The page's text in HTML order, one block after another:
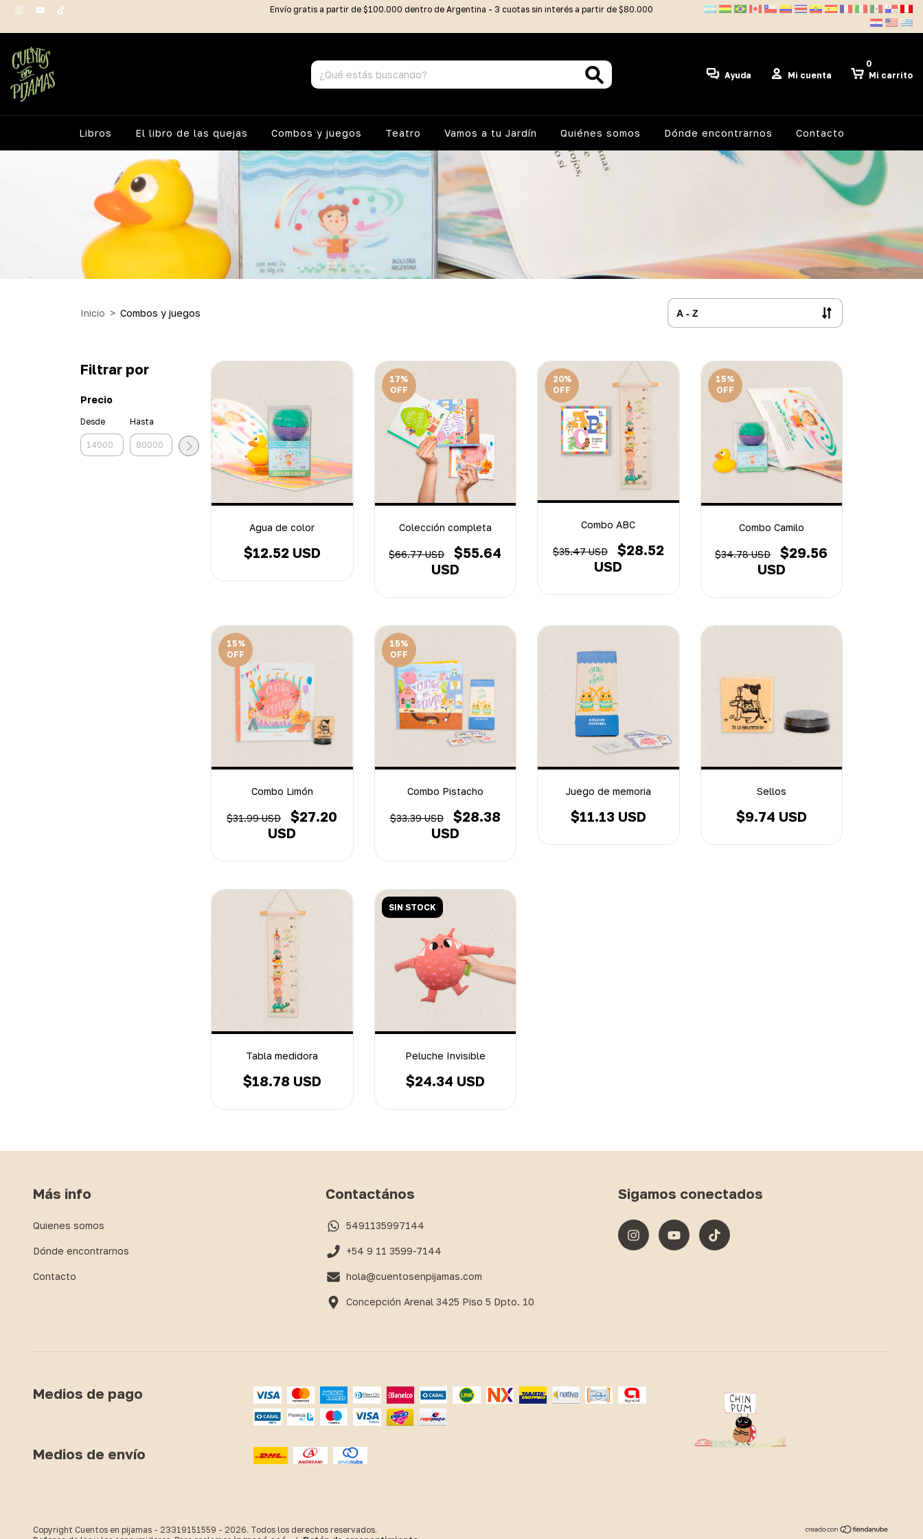
Envío gratis a partir de $100.000 dentro de Argentina - 3 cuotas sin interés a partir de $80.000
Ayuda Mi cuenta Mi carrito
0
Libros El libro de las quejas Combos y juegos Teatro Vamos a tu Jardín Quiénes somos Dónde encontrarnos Contacto
Inicio > Combos y juegos
Filtrar por
Precio
Desde Hasta
Agua de color
$12.52 USD
17%
OFF
Colección completa
$66.77 USD
$55.64
USD
20%
OFF
Combo ABC
$35.47 USD
$28.52
USD
15%
OFF
Combo Camilo
$34.78 USD
$29.56
USD
15%
OFF
Combo Limón
$31.99 USD
$27.20
USD
15%
OFF
Combo Pistacho
$33.39 USD
$28.38
USD
Juego de memoria
$11.13 USD
Sellos
$9.74 USD
Tabla medidora
$18.78 USD
SIN STOCK
Peluche Invisible
$24.34 USD
Más info
Quienes somos
Dónde encontrarnos
Contacto
Contactános
5491135997144
+54 9 11 3599-7144
hola@cuentosenpijamas.com
Concepción Arenal 3425 Piso 5 Dpto. 10
Sigamos conectados
Medios de pago
Medios de envío
Copyright Cuentos en pijamas - 23319151559 - 2026. Todos los derechos reservados.